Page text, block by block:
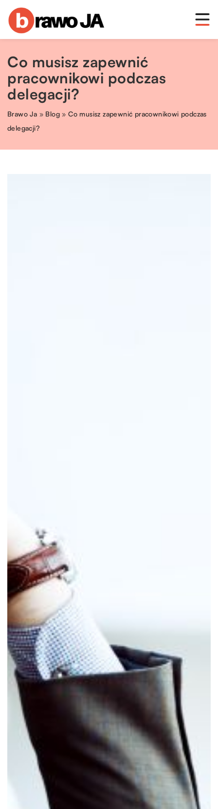
Co musisz zapewnić
pracownikowi podczas
delegacji?
Brawo Ja » Blog »Co musisz zapewnić pracownikowi podczas
delegacji?